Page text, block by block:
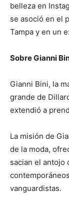
belleza en
se asoció en el
Tampa y en un
Sobre Gianni
Gianni Bini, la
grande de
extendió a
La misión de
de la moda,
sacian el antojo
vanguardistas.